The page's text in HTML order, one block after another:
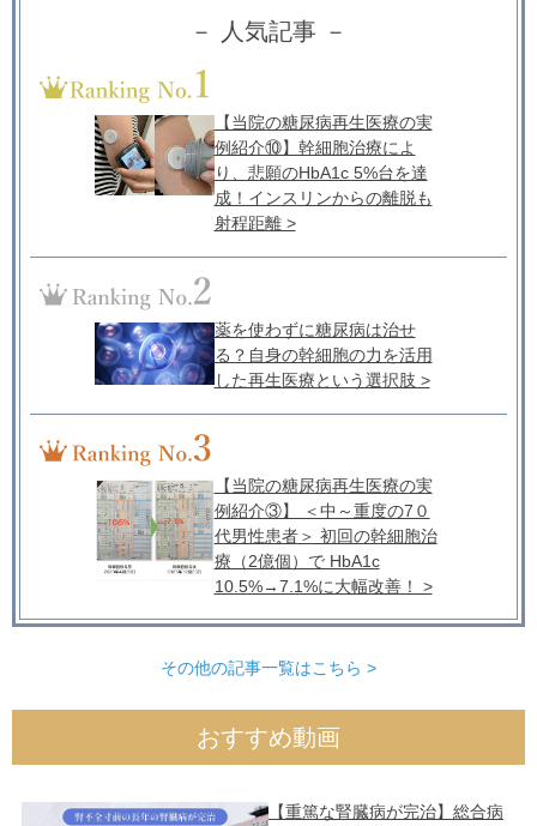
－ 人気記事 －
【当院の糖尿病再生医療の実
例紹介⑩】幹細胞治療によ
り、悲願のHbA1c 5%台を達
成！インスリンからの離脱も
射程距離 >
薬を使わずに糖尿病は治せ
る？自身の幹細胞の力を活用
した再生医療という選択肢 >
【当院の糖尿病再生医療の実
例紹介③】 ＜中～重度の7０
代男性患者＞ 初回の幹細胞治
療（2億個）で HbA1c
10.5%→7.1%に大幅改善！ >
その他の記事一覧はこちら >
おすすめ動画
【重篤な腎臓病が完治】総合病